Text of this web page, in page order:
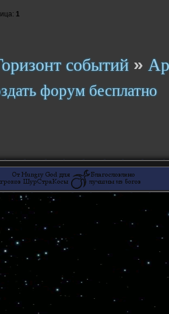
1
событий »
форум бесплатно